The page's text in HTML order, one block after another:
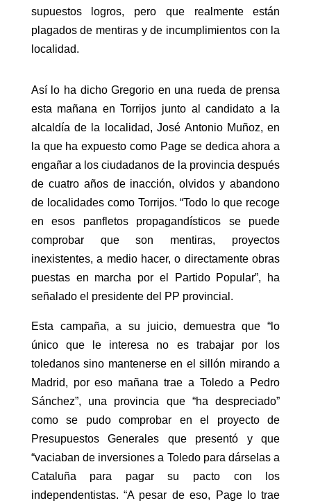
supuestos logros, pero que realmente están
plagados de mentiras y de incumplimientos con la
localidad.
Así lo ha dicho Gregorio en una rueda de prensa
esta mañana en Torrijos junto al candidato a la
alcaldía de la localidad, José Antonio Muñoz, en
la que ha expuesto como Page se dedica ahora a
engañar a los ciudadanos de la provincia después
de cuatro años de inacción, olvidos y abandono
de localidades como Torrijos. “Todo lo que recoge
en esos panfletos propagandísticos se puede
comprobar que son mentiras, proyectos
inexistentes, a medio hacer, o directamente obras
puestas en marcha por el Partido Popular”, ha
señalado el presidente del PP provincial.
Esta campaña, a su juicio, demuestra que “lo
único que le interesa no es trabajar por los
toledanos sino mantenerse en el sillón mirando a
Madrid, por eso mañana trae a Toledo a Pedro
Sánchez”, una provincia que “ha despreciado”
como se pudo comprobar en el proyecto de
Presupuestos Generales que presentó y que
“vaciaban de inversiones a Toledo para dárselas a
Cataluña para pagar su pacto con los
independentistas. “A pesar de eso, Page lo trae